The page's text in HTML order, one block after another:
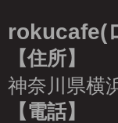
rokucafe(
【住所】
神奈川県横
【電話】